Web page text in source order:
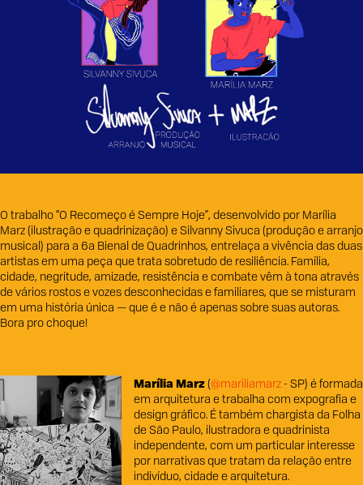
O trabalho “O Recomeço é Sempre Hoje”, desenvolvido por Marília
Marz (ilustração e quadrinização) e Silvanny Sivuca (produção e arranjo
musical) para a 6a Bienal de Quadrinhos, entrelaça a vivência das duas
artistas em uma peça que trata sobretudo de resiliência. Família,
cidade, negritude, amizade, resistência e combate vêm à tona através
de vários rostos e vozes desconhecidas e familiares, que se misturam
em uma história única — que é e não é apenas sobre suas autoras.
Bora pro choque!
Marília Marz(@mariliamarz- SP) é formada
em arquitetura e trabalha com expografia e
design gráfico. É também chargista da Folha
de São Paulo, ilustradora e quadrinista
independente, com um particular interesse
por narrativas que tratam da relação entre
indivíduo, cidade e arquitetura.